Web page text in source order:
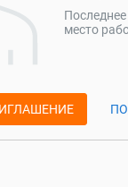
Последнее
место